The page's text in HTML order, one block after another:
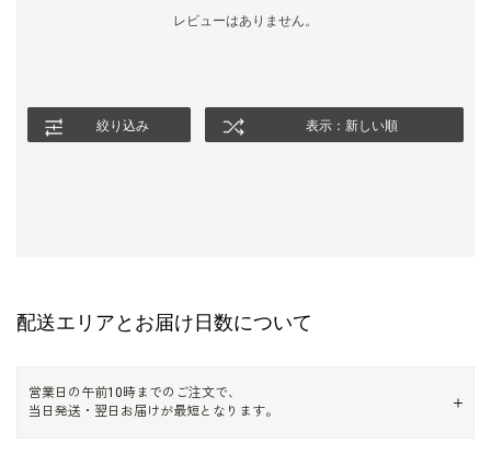
レビューはありません。
絞り込み 表示：新しい順
配送エリアとお届け日数について
営業日の午前10時までのご注文で、
当日発送・翌日お届けが最短となります。